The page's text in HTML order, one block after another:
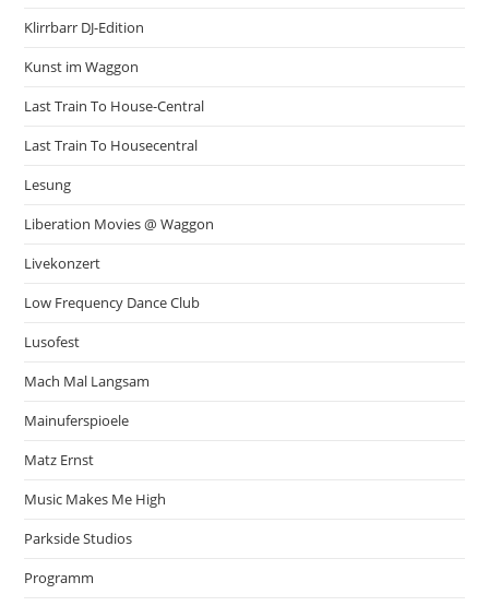
Klirrbarr DJ-Edition
Kunst im Waggon
Last Train To House-Central
Last Train To Housecentral
Lesung
Liberation Movies @ Waggon
Livekonzert
Low Frequency Dance Club
Lusofest
Mach Mal Langsam
Mainuferspioele
Matz Ernst
Music Makes Me High
Parkside Studios
Programm